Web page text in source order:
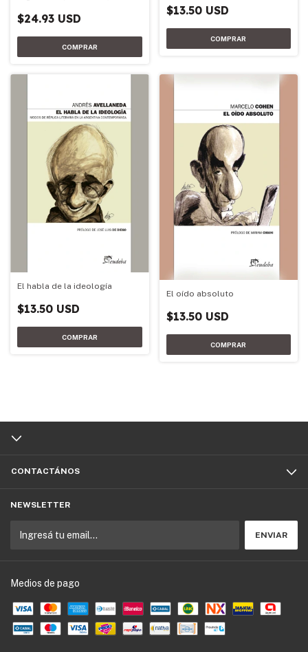
$24.93 USD
$13.50 USD
El habla de la ideología
$13.50 USD
El oído absoluto
$13.50 USD
CONTACTÁNOS
NEWSLETTER
Medios de pago